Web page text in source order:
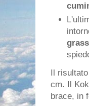
Il
cm. Il
brace, in